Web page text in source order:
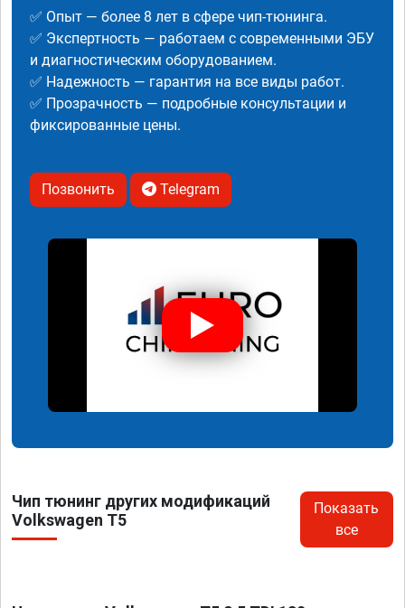
✅ Опыт — более 8 лет в сфере чип-тюнинга.
✅ Экспертность — работаем с современными ЭБУ
и диагностическим оборудованием.
✅ Надежность — гарантия на все виды работ.
✅ Прозрачность — подробные консультации и
фиксированные цены.
Позвонить Telegram
Чип тюнинг других модификаций
Volkswagen T5
Показать
все